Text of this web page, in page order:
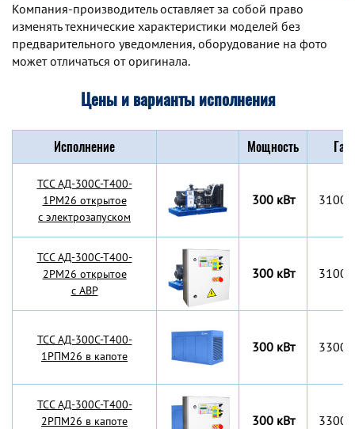
Компания-производитель оставляет за собой право
изменять технические характеристики моделей без
предварительного уведомления, оборудование на фото
может отличаться от оригинала.
Цены и варианты исполнения
Исполнение Мощность
TCC АД-300С-Т400-
1РМ26 открытое
с электрозапуском
300 кВт
TCC АД-300С-Т400-
2РМ26 открытое
с АВР
300 кВт
TCC АД-300С-Т400-
1РПМ26 в капоте
300 кВт
TCC АД-300С-Т400-
2РПМ26 в капоте
300 кВт